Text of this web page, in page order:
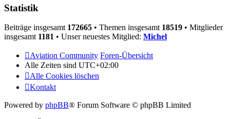
Statistik
Beiträge insgesamt 172665 • Themen insgesamt 18519 • Mitglieder
insgesamt 1181 • Unser neuestes Mitglied: Michel
Aviation Community Foren-Übersicht
Alle Zeiten sind UTC+02:00
Alle Cookies löschen
Kontakt
Powered by phpBB® Forum Software © phpBB Limited